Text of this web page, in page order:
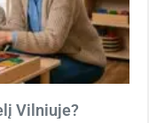
Vilniuje?